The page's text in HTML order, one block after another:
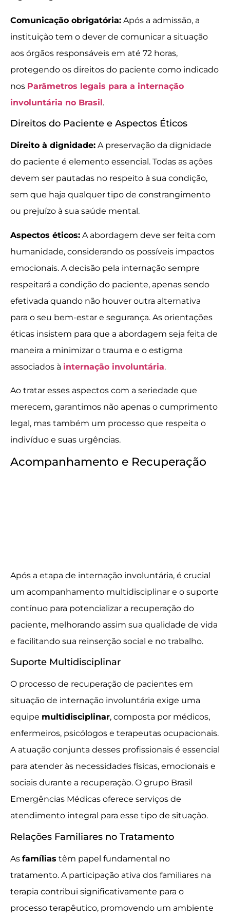
Comunicação obrigatória: Após a admissão, a
instituição tem o dever de comunicar a situação
aos órgãos responsáveis em até 72 horas,
protegendo os direitos do paciente como indicado
nos Parâmetros legais para a internação
involuntária no Brasil.
Direitos do Paciente e Aspectos Éticos
Direito à dignidade: A preservação da dignidade
do paciente é elemento essencial. Todas as ações
devem ser pautadas no respeito à sua condição,
sem que haja qualquer tipo de constrangimento
ou prejuízo à sua saúde mental.
Aspectos éticos: A abordagem deve ser feita com
humanidade, considerando os possíveis impactos
emocionais. A decisão pela internação sempre
respeitará a condição do paciente, apenas sendo
efetivada quando não houver outra alternativa
para o seu bem-estar e segurança. As orientações
éticas insistem para que a abordagem seja feita de
maneira a minimizar o trauma e o estigma
associados à internação involuntária.
Ao tratar esses aspectos com a seriedade que
merecem, garantimos não apenas o cumprimento
legal, mas também um processo que respeita o
indivíduo e suas urgências.
Acompanhamento e Recuperação
Após a etapa de internação involuntária, é crucial
um acompanhamento multidisciplinar e o suporte
contínuo para potencializar a recuperação do
paciente, melhorando assim sua qualidade de vida
e facilitando sua reinserção social e no trabalho.
Suporte Multidisciplinar
O processo de recuperação de pacientes em
situação de internação involuntária exige uma
equipe multidisciplinar, composta por médicos,
enfermeiros, psicólogos e terapeutas ocupacionais.
A atuação conjunta desses profissionais é essencial
para atender às necessidades físicas, emocionais e
sociais durante a recuperação. O grupo Brasil
Emergências Médicas oferece serviços de
atendimento integral para esse tipo de situação.
Relações Familiares no Tratamento
As famílias têm papel fundamental no
tratamento. A participação ativa dos familiares na
terapia contribui significativamente para o
processo terapêutico, promovendo um ambiente